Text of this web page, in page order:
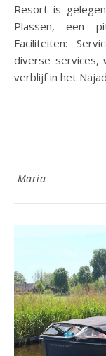
Resort is
Plassen, een
Faciliteiten:
diverse services,
verblijf in het
Maria